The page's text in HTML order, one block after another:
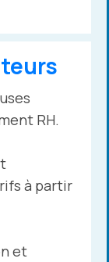
RH.
à partir
et